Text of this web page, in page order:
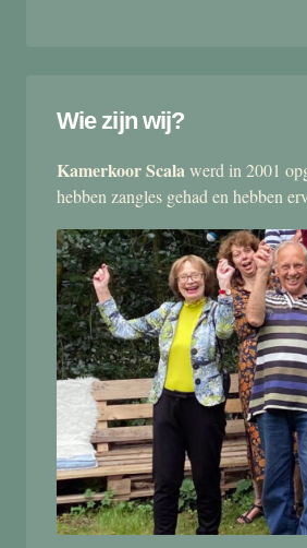
Wie zijn wij?
Kamerkoor Scalawerd in 2001
hebben zangles gehad en hebben